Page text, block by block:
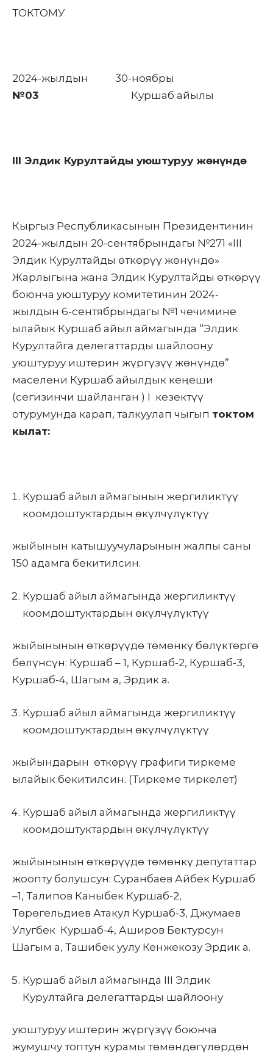
ТОКТОМУ
2024-жылдын 30-ноябры
№03 Куршаб айылы
III Элдик Курултайды уюштуруу жөнүндө
Кыргыз Республикасынын Президентинин
2024-жылдын 20-сентябрындагы №271 «III
Элдик Курултайды өткөрүү жөнүндө»
Жарлыгына жана Элдик Курултайды өткөрүү
боюнча уюштуруу комитетинин 2024-
жылдын 6-сентябрындагы №1 чечимине
ылайык Куршаб айыл аймагында “Элдик
Курултайга делегаттарды шайлоону
уюштуруу иштерин жүргүзүү жөнүндө”
маселени Куршаб айылдык кеңеши
(сегизинчи шайланган ) I кезектүү
отурумунда карап, талкуулап чыгып токтом
кылат:
Куршаб айыл аймагынын жергиликтүү
коомдоштуктардын өкүлчүлүктүү
жыйынын катышуучуларынын жалпы саны
150 адамга бекитилсин.
Куршаб айыл аймагында жергиликтүү
коомдоштуктардын өкүлчүлүктүү
жыйынынын өткөрүүдө төмөнкү бөлүктөргө
бөлүнсүн: Куршаб – 1, Куршаб-2, Куршаб-3,
Куршаб-4, Шагым а, Эрдик а.
Куршаб айыл аймагында жергиликтүү
коомдоштуктардын өкүлчүлүктүү
жыйындарын өткөрүү графиги тиркеме
ылайык бекитилсин. (Тиркеме тиркелет)
Куршаб айыл аймагында жергиликтүү
коомдоштуктардын өкүлчүлүктүү
жыйынынын өткөрүүдө төмөнкү депутаттар
жоопту болушсун: Суранбаев Айбек Куршаб
–1, Талипов Каныбек Куршаб-2,
Төрөгельдиев Атакул Куршаб-3, Джумаев
Улугбек Куршаб-4, Аширов Бектурсун
Шагым а, Ташибек уулу Кенжекозу Эрдик а.
Куршаб айыл аймагында III Элдик
Курултайга делегаттарды шайлоону
уюштуруу иштерин жүргүзүү боюнча
жумушчу топтун курамы төмөндөгүлөрдөн